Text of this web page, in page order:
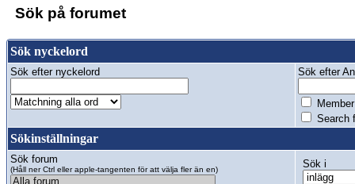
Sök på forumet
Sök nyckelord
Sök efter nyckelord Sök efter
Search
Sökinställningar
Sök forum
(Håll ner Ctrl eller apple-tangenten för att välja fler än en) Sök i